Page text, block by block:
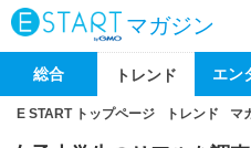
マガジン
総合 トレンド エン
E START トップページ トレンド マ